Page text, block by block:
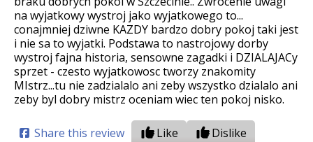
na wyjatkowy wystroj jako wyjatkowego to...
conajmniej dziwne KAZDY bardzo dobry pokoj taki jest
i nie sa to wyjatki. Podstawa to nastrojowy dorby
wystroj fajna historia, sensowne zagadki i DZIALAJACy
sprzet - czesto wyjatkowosc tworzy znakomity
MIstrz...tu nie zadzialalo ani zeby wszystko dzialalo ani
zeby byl dobry mistrz oceniam wiec ten pokoj nisko.
Share this review Like Dislike